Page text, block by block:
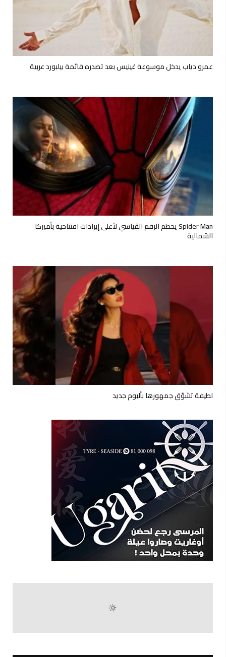
عمرو دياب يدخل موسوعة غينيس بعد تصدره قائمة بيلبورد عربية
Spider Man يحطم الرقم القياسي لأعلى إيرادات افتتاحية بأميركا
الشمالية
لطيفة تشوّق جمهورها بألبوم جديد